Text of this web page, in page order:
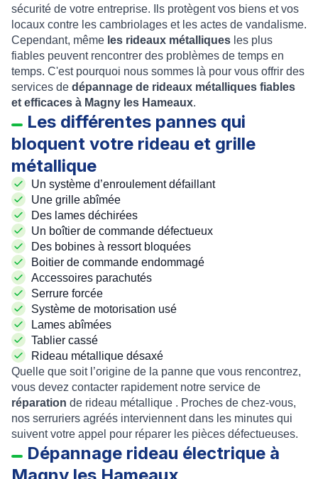
sécurité de votre entreprise. Ils protègent vos biens et vos
locaux contre les cambriolages et les actes de vandalisme.
Cependant, même les rideaux métalliques les plus
fiables peuvent rencontrer des problèmes de temps en
temps. C'est pourquoi nous sommes là pour vous offrir des
services de dépannage de rideaux métalliques fiables
et efficaces à Magny les Hameaux.
Les différentes pannes qui
bloquent votre rideau et grille
métallique
Un système d’enroulement défaillant
Une grille abîmée
Des lames déchirées
Un boîtier de commande défectueux
Des bobines à ressort bloquées
Boitier de commande endommagé
Accessoires parachutés
Serrure forcée
Système de motorisation usé
Lames abîmées
Tablier cassé
Rideau métallique désaxé
Quelle que soit l’origine de la panne que vous rencontrez,
vous devez contacter rapidement notre service de
réparation de rideau métallique . Proches de chez-vous,
nos serruriers agréés interviennent dans les minutes qui
suivent votre appel pour réparer les pièces défectueuses.
Dépannage rideau électrique à